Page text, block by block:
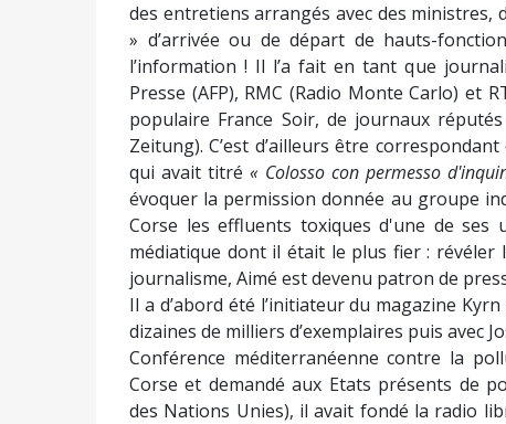
des entretiens arrangés avec des ministres,
» d’arrivée ou de départ de hauts-
l’information ! Il l’a fait en tant que
Presse (AFP), RMC (Radio Monte Carlo) et
populaire France Soir, de journaux
Zeitung). C’est d’ailleurs être
qui avait titré« Colosso con permesso
évoquer la permission donnée au groupe
Corse les effluents toxiques d'une de ses
médiatique dont il était le plus fier : révéler
journalisme, Aimé est devenu patron de
Il a d’abord été l’initiateur du magazine
dizaines de milliers d’exemplaires puis avec
Conférence méditerranéenne contre la
Corse et demandé aux Etats présents de
des Nations Unies), il avait fondé la radio